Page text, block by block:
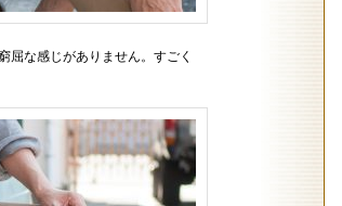
屈な感じがありません。すごく